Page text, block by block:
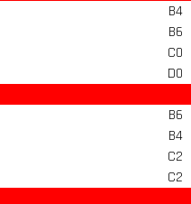
B4
B6
C0
D0
B6
B4
C2
C2